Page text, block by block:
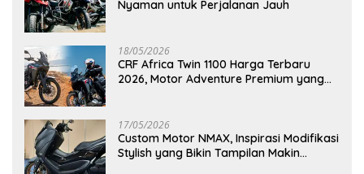
Nyaman untuk Perjalanan Jauh
18/05/2026
CRF Africa Twin 1100 Harga Terbaru
2026, Motor Adventure Premium yang
17/05/2026
Custom Motor NMAX, Inspirasi Modifikasi
Stylish yang Bikin Tampilan Makin